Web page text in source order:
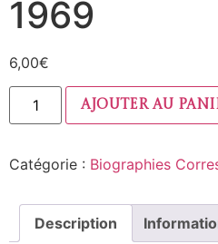
1969
6,00€
Ajouter au
Catégorie : Biographies
Description